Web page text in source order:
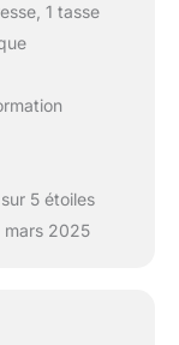
1 tasse
5 étoiles
mars 2025